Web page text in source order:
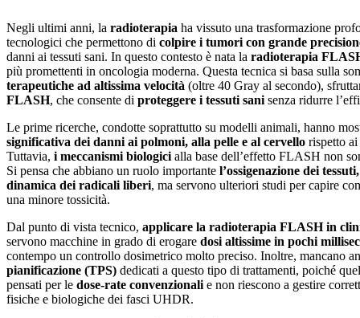
Negli ultimi anni, la radioterapia ha vissuto una trasformazione
tecnologici che permettono di colpire i tumori con grande
danni ai tessuti sani. In questo contesto è nata la radioterapia
più promettenti in oncologia moderna. Questa tecnica si basa sulla
terapeutiche ad altissima velocità (oltre 40 Gray al secondo),
FLASH, che consente di proteggere i tessuti sani senza ridurre
Le prime ricerche, condotte soprattutto su modelli animali, hanno
significativa dei danni ai polmoni, alla pelle e al cervello rispetto
Tuttavia, i meccanismi biologici alla base dell’effetto FLASH non
Si pensa che abbiano un ruolo importante l’ossigenazione dei
dinamica dei radicali liberi, ma servono ulteriori studi per capire
una minore tossicità.
Dal punto di vista tecnico, applicare la radioterapia FLASH in
servono macchine in grado di erogare dosi altissime in pochi
contempo un controllo dosimetrico molto preciso. Inoltre, mancano
pianificazione (TPS) dedicati a questo tipo di trattamenti, poiché
pensati per le dose-rate convenzionali e non riescono a gestire
fisiche e biologiche dei fasci UHDR.